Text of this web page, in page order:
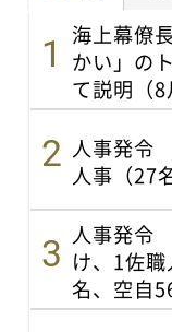
海上幕僚
かい」の
て説明（8
人事発令
人事（27
人事発令
け、1佐
名、空自